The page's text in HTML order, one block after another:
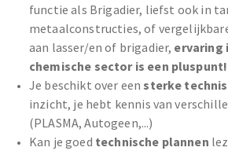
functie als Brigadier, liefst ook in
metaalconstructies, of
aan lasser/en of brigadier, ervaring
chemische sector is een pluspunt!
Je beschikt over een sterke
inzicht, je hebt kennis van
(PLASMA, Autogeen,...)
Kan je goed technische plannen